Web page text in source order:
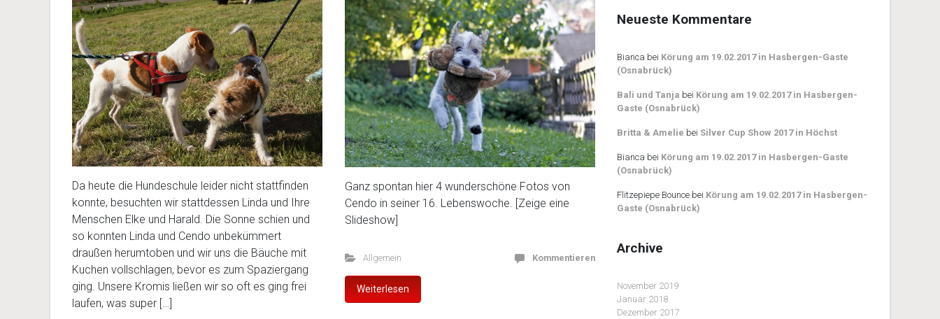
Da heute die Hundeschule leider nicht stattfinden
konnte, besuchten wir stattdessen Linda und Ihre
Menschen Elke und Harald. Die Sonne schien und
so konnten Linda und Cendo unbekümmert
draußen herumtoben und wir uns die Bäuche mit
Kuchen vollschlagen, bevor es zum Spaziergang
ging. Unsere Kromis ließen wir so oft es ging frei
laufen, was super […]
Ganz spontan hier 4 wunderschöne Fotos von
Cendo in seiner 16. Lebenswoche. [Zeige eine
Slideshow]
Allgemein Kommentieren
Weiterlesen
Neueste Kommentare
Bianca bei Körung am 19.02.2017 in Hasbergen-Gaste
(Osnabrück)
Bali und Tanja bei Körung am 19.02.2017 in Hasbergen-
Gaste (Osnabrück)
Britta & Amelie bei Silver Cup Show 2017 in Höchst
Bianca bei Körung am 19.02.2017 in Hasbergen-Gaste
(Osnabrück)
Flitzepiepe Bounce bei Körung am 19.02.2017 in Hasbergen-
Gaste (Osnabrück)
Archive
November 2019
Januar 2018
Dezember 2017